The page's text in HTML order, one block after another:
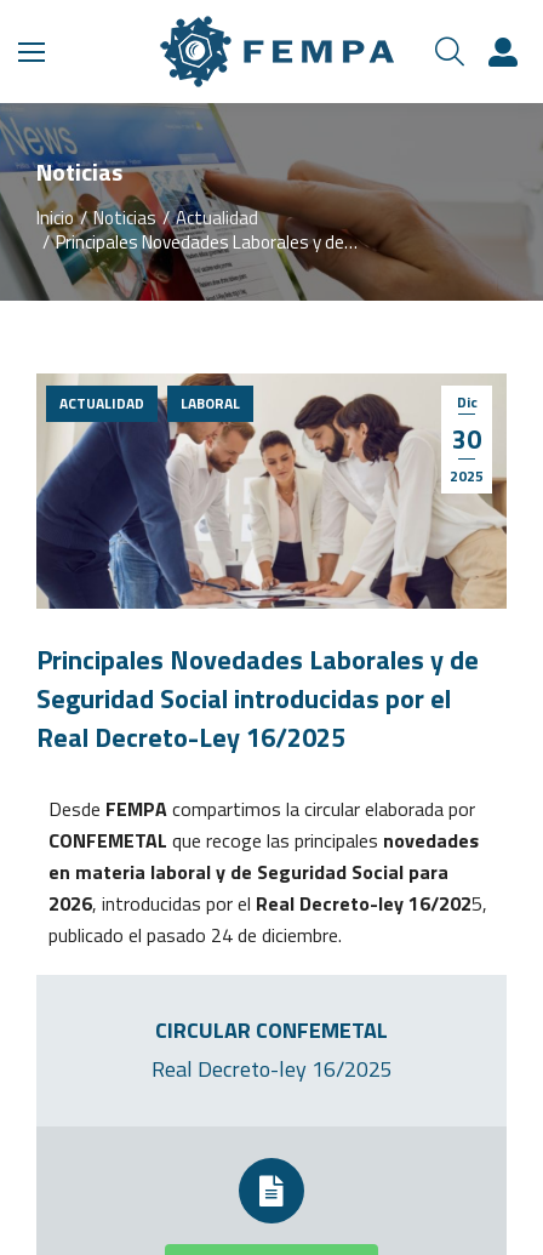
Noticias
Estás aquí:
Inicio Noticias
Actualidad
Principales Novedades Laborales y de…
Dic
30
2025
ACTUALIDAD LABORAL
Principales Novedades Laborales y de
Seguridad Social introducidas por el
Real Decreto-Ley 16/2025
Desde FEMPAcompartimos la circular elaborada por
CONFEMETAL que recoge las principales novedades
en materia laboral y de Seguridad Social para
2026, introducidas por el Real Decreto-ley 16/2025,
publicado el pasado 24 de diciembre.
CIRCULAR CONFEMETAL
Real Decreto-ley 16/2025